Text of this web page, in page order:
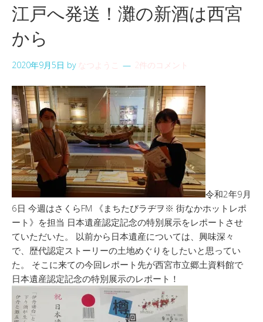
江戸へ発送！灘の新酒は西宮
から
2020年9月5日 by なつようこ 2件のコメント
令和2年9月
6日 今週はさくらFM 《まちたびラヂヲ※ 街なかホットレポ
ート》を担当 日本遺産認定記念の特別展示をレポートさせ
ていただいた。 以前から日本遺産については、興味深々
で、歴代認定ストーリーの土地めぐりをしたいと思ってい
た。 そこに来ての今回レポート先が西宮市立郷土資料館で
日本遺産認定記念の特別展示のレポート！